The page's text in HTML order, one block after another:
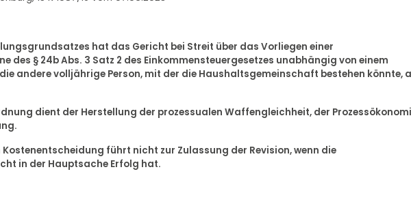
hat das Gericht bei Streit über das Vorliegen einer
des § 24b Abs. 3 Satz 2 des Einkommensteuergesetzes unabhängig von einem
andere volljährige Person, mit der die Haushaltsgemeinschaft bestehen könnte,
dient der Herstellung der prozessualen Waffengleichheit, der
Kostenentscheidung führt nicht zur Zulassung der Revision, wenn die
in der Hauptsache Erfolg hat.